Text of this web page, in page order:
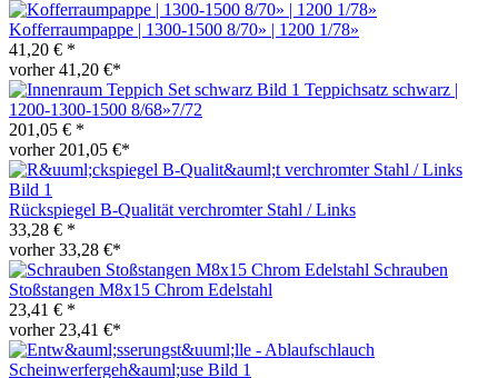
Kofferraumpappe | 1300-1500 8/70» | 1200 1/78»
41,20 € *
vorher 41,20 €*
Teppichsatz schwarz |
1200-1300-1500 8/68»7/72
201,05 € *
vorher 201,05 €*
Rückspiegel B-Qualität verchromter Stahl / Links
33,28 € *
vorher 33,28 €*
Schrauben
Stoßstangen M8x15 Chrom Edelstahl
23,41 € *
vorher 23,41 €*